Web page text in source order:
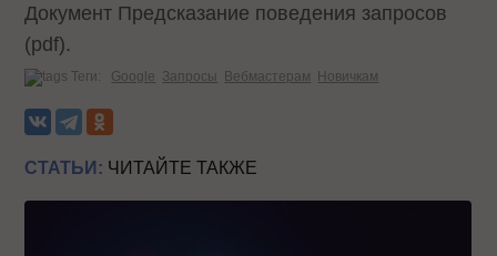
Документ Предсказание поведения запросов
(pdf).
Теги: Google Запросы Вебмастерам Новичкам
СТАТЬИ: ЧИТАЙТЕ ТАКЖЕ